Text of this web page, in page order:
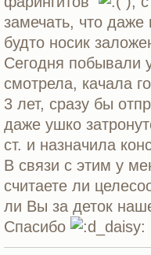
замечать, что
будто носик
Сегодня побывали
смотрела, качала
3 лет, сразу бы
даже ушко
ст. и назначила
В связи с этим у
считаете ли
ли Вы за деток
Спасибо